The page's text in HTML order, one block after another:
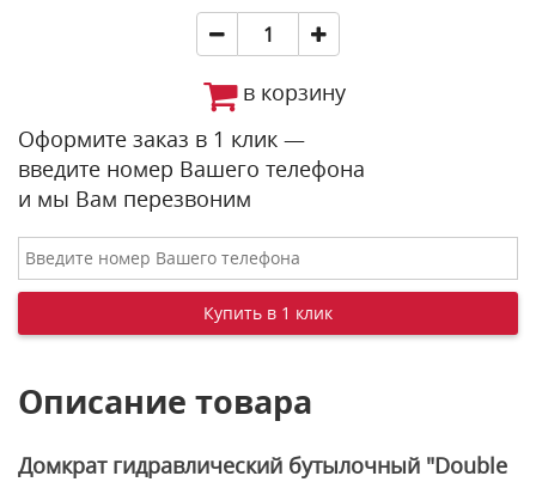
в корзину
Оформите заказ в 1 клик —
введите номер Вашего телефона
и мы Вам перезвоним
Описание товара
Домкрат гидравлический бутылочный "Double